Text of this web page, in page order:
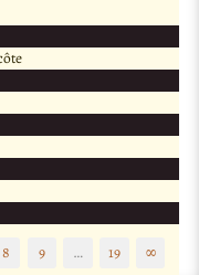
8 9 … 19 ∞